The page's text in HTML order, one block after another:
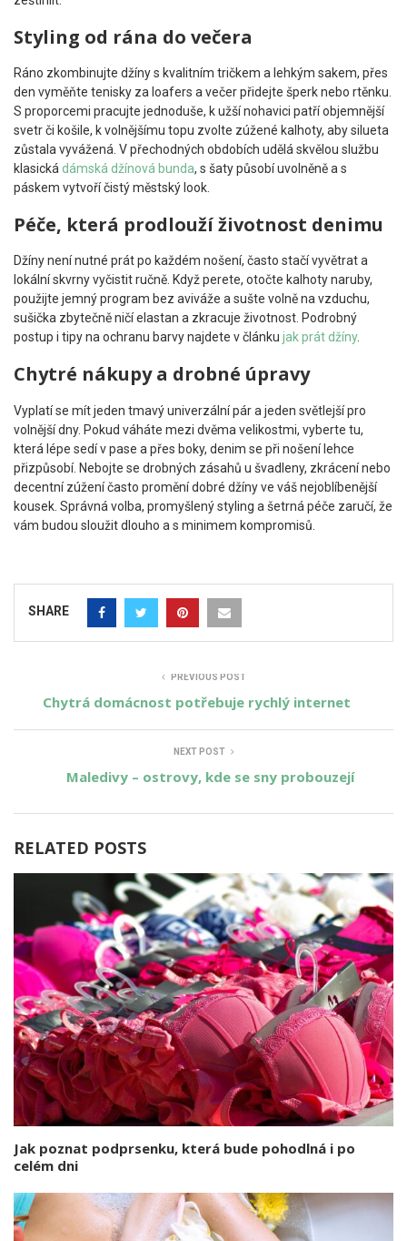
Styling od rána do večera
Ráno zkombinujte džíny s kvalitním tričkem a lehkým sakem, přes
den vyměňte tenisky za loafers a večer přidejte šperk nebo rtěnku.
S proporcemi pracujte jednoduše, k užší nohavici patří objemnější
svetr či košile, k volnějšímu topu zvolte zúžené kalhoty, aby silueta
zůstala vyvážená. V přechodných obdobích udělá skvělou službu
klasickádámská džínová bunda, s šaty působí uvolněně a s
páskem vytvoří čistý městský look.
Péče, která prodlouží životnost denimu
Džíny není nutné prát po každém nošení, často stačí vyvětrat a
lokální skvrny vyčistit ručně. Když perete, otočte kalhoty naruby,
použijte jemný program bez aviváže a sušte volně na vzduchu,
sušička zbytečně ničí elastan a zkracuje životnost. Podrobný
postup i tipy na ochranu barvy najdete v článku jak prát džíny.
Chytré nákupy a drobné úpravy
Vyplatí se mít jeden tmavý univerzální pár a jeden světlejší pro
volnější dny. Pokud váháte mezi dvěma velikostmi, vyberte tu,
která lépe sedí v pase a přes boky, denim se při nošení lehce
přizpůsobí. Nebojte se drobných zásahů u švadleny, zkrácení nebo
decentní zúžení často promění dobré džíny ve váš nejoblíbenější
kousek. Správná volba, promyšlený styling a šetrná péče zaručí, že
vám budou sloužit dlouho a s minimem kompromisů.
SHARE
PREVIOUS POST
Chytrá domácnost potřebuje rychlý internet
NEXT POST
Maledivy – ostrovy, kde se sny probouzejí
RELATED POSTS
Jak poznat podprsenku, která bude pohodlná i po
celém dni